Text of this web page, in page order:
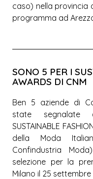
caso) nella provincia
programma ad
SONO 5 PER I
AWARDS DI CNM
Ben 5 aziende di
state segnalate
SUSTAINABLE
della Moda
Confindustria
selezione per la
Milano il 25